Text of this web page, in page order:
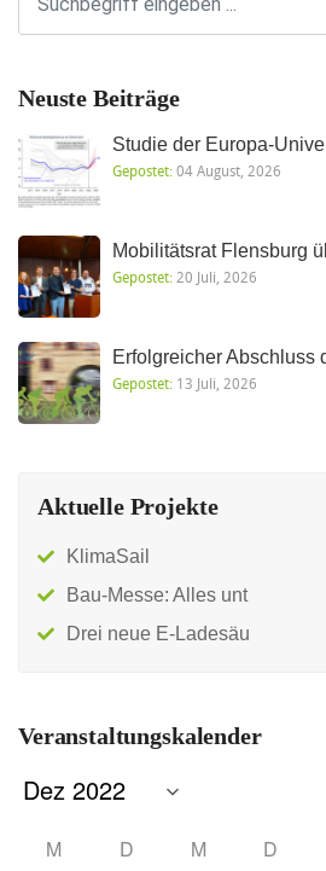
Neuste Beiträge
Studie der Europa-
Gepostet:04 August, 2026
Mobilitätsrat Flensburg
Gepostet: 20 Juli, 2026
Erfolgreicher Abschluss
Gepostet: 13 Juli, 2026
Aktuelle Projekte
KlimaSail
Bau-Messe: Alles unt
Drei neue E-Ladesäu
Veranstaltungskalender
M D M D